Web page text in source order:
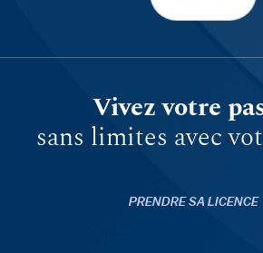
Vivez votre
sans limites avec
PRENDRE SA LICENCE